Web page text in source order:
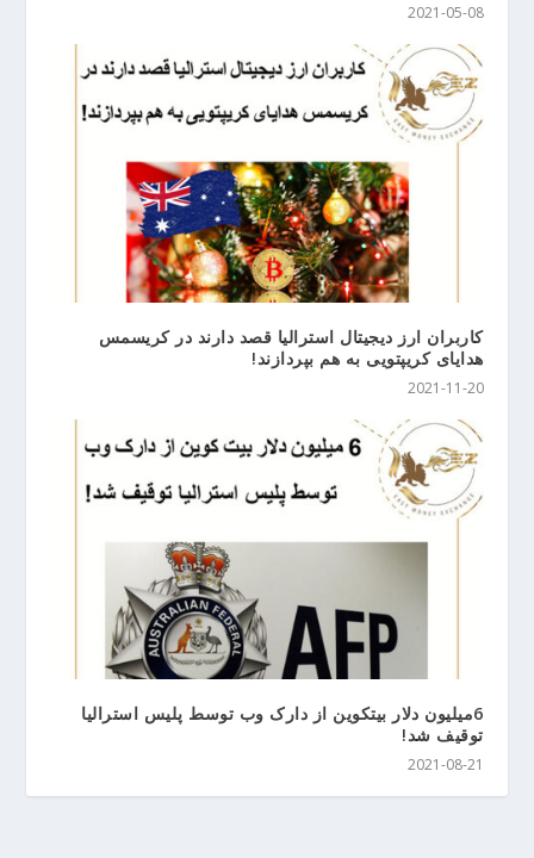
2021-05-08
کاربران ارز دیجیتال استرالیا قصد دارند در کریسمس
هدایای کریپتویی به هم بپردازند!
2021-11-20
6میلیون دلار بیتکوین از دارک وب توسط پلیس استرالیا
توقیف شد!
2021-08-21